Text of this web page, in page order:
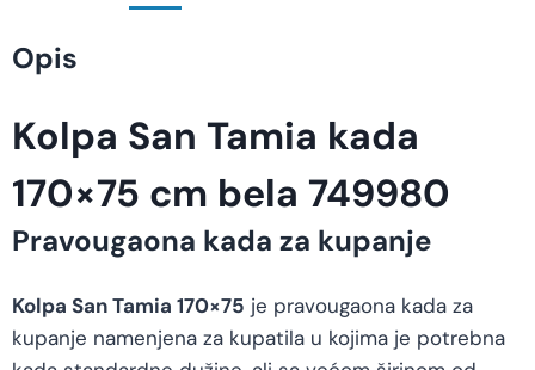
Opis
Kolpa San Tamia kada
170×75 cm bela 749980
Pravougaona kada za kupanje
Kolpa San Tamia 170×75 je pravougaona kada za
kupanje namenjena za kupatila u kojima je potrebna